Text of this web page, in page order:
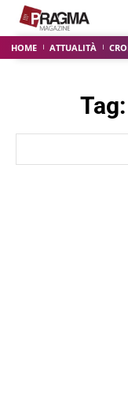
HOME ATTUALITÀ
Tag: